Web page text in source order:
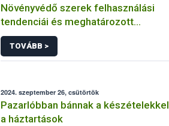
Növényvédő szerek felhasználási
tendenciái és meghatározott
prioritást élvező elemek a
fenntartható növényvédelem
érdekében
TOVÁBB >
2024. szeptember 26, csütörtök
Pazarlóbban bánnak a készételekkel
a háztartások